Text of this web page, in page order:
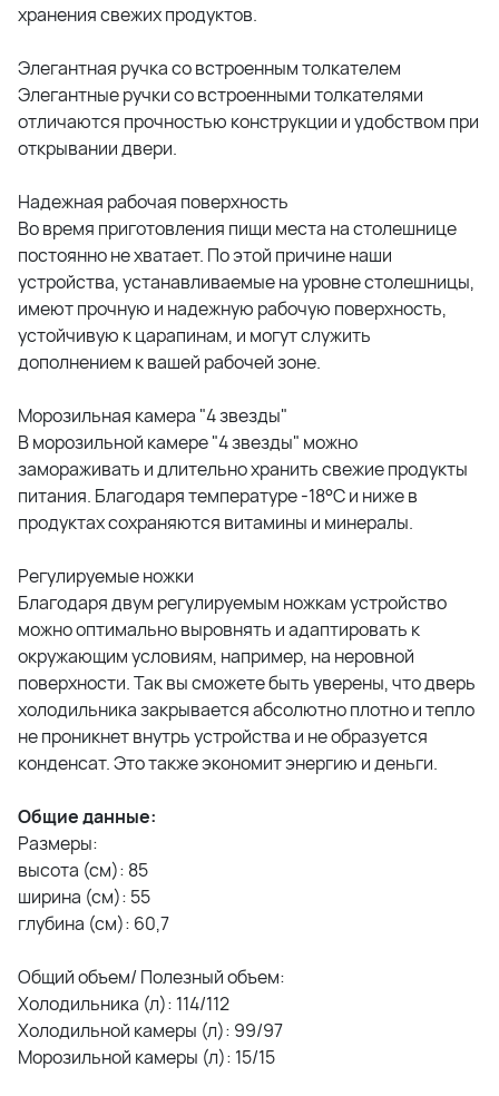
хранения свежих продуктов.
Элегантная ручка со встроенным толкателем
Элегантные ручки со встроенными толкателями
отличаются прочностью конструкции и удобством при
открывании двери.
Надежная рабочая поверхность
Во время приготовления пищи места на столешнице
постоянно не хватает. По этой причине наши
устройства, устанавливаемые на уровне столешницы,
имеют прочную и надежную рабочую поверхность,
устойчивую к царапинам, и могут служить
дополнением к вашей рабочей зоне.
Морозильная камера "4 звезды"
В морозильной камере "4 звезды" можно
замораживать и длительно хранить свежие продукты
питания. Благодаря температуре -18°C и ниже в
продуктах сохраняются витамины и минералы.
Регулируемые ножки
Благодаря двум регулируемым ножкам устройство
можно оптимально выровнять и адаптировать к
окружающим условиям, например, на неровной
поверхности. Так вы сможете быть уверены, что дверь
холодильника закрывается абсолютно плотно и тепло
не проникнет внутрь устройства и не образуется
конденсат. Это также экономит энергию и деньги.
Общие данные:
Размеры:
высота (см): 85
ширина (см): 55
глубина (см): 60,7
Общий объем/ Полезный объем:
Холодильника (л): 114/112
Холодильной камеры (л): 99/97
Морозильной камеры (л): 15/15